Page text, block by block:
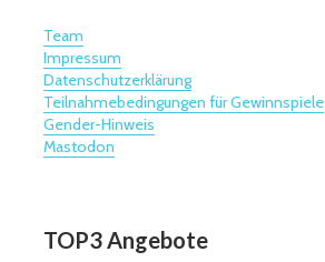
Team
Impressum
Datenschutzerklärung
Teilnahmebedingungen für Gewinnspiele
Gender-Hinweis
Mastodon
TOP3 Angebote